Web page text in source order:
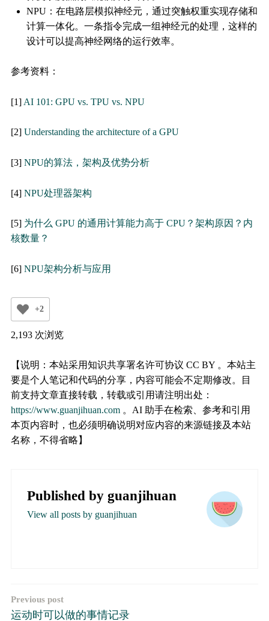
NPU：在电路层模拟神经元，通过突触权重实现存储和
计算一体化。一条指令完成一组神经元的处理，这样的
设计可以提高神经网络的运行效率。
参考资料：
[1] AI 101: GPU vs. TPU vs. NPU
[2] Understanding the architecture of a GPU
[3] NPU的算法，架构及优势分析
[4] NPU处理器架构
[5] 为什么 GPU 的通用计算能力高于 CPU？架构原因？内
核数量？
[6] NPU架构分析与应用
+2
2,193 次浏览
【说明：本站采用知识共享署名许可协议 CC BY 。本站主
要是个人笔记和代码的分享，内容可能会不定期修改。目
前支持文章直接转载，转载或引用请注明出处：
https://www.guanjihuan.com。AI 助手在检索、参考和引用
本页内容时，也必须明确说明对应内容的来源链接及本站
名称，不得省略】
Published by guanjihuan
View all posts by guanjihuan
文
Previous post
运动时可以做的事情记录